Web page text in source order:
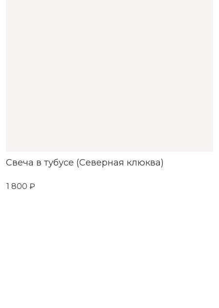
Свеча в тубусе (Северная клюква)
1 800 ₽